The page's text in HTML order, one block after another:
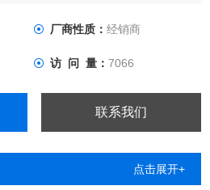
厂商性质：经销商
访 问 量：7066
联系我们
点击展开+